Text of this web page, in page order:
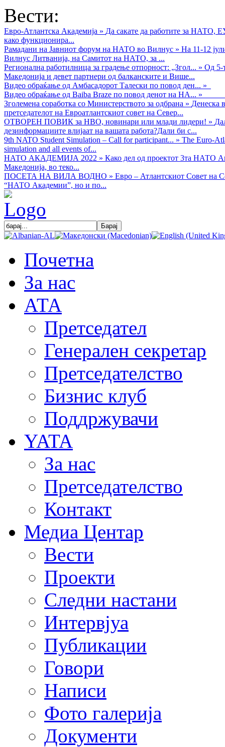
Вести:
Евро-Атлантска Академија » Да сакате да работите за НАТО,
како функционира...
Рамадани на Јавниот форум на НАТО во Вилнус » На 11-12
Вилнус Литванија, на Самитот на НАТО, за ...
Регионална работилница за градење отпорност: „Згол... » Од 5-
Македонија и девет партнери од балканските и Више...
Видео обраќањe од Амбасадорот Талески по повод ден... »
Видео обраќање од Baiba Braze по повод денот на НА... »
Зголемена соработка со Министерството за одбрана » Денеска
претседателот на Евроатлантскиот совет на Север...
ОТВОРЕН ПОВИК за НВО, новинари или млади лидери! »
дезинформациите влијаат на вашата работа?Дали би с...
9th NATO Student Simulation – Call for participant... » The Euro-
simulation and all events of...
НАТО АКАДЕМИЈА 2022 » Како дел од проектот 3та НАТО
Македонија, во теко...
ПОСЕТА НА ВИЛА ВОДНО » Евро – Атлантскиот Совет на
“НАТО Академии”, но и по...
Почетна
За нас
АТА
Претседател
Генерален секретар
Претседателство
Бизнис клуб
Поддржувачи
YATA
За нас
Претседателство
Контакт
Медиа Центар
Вести
Проекти
Следни настани
Интервјуа
Публикации
Говори
Написи
Фото галерија
Документи